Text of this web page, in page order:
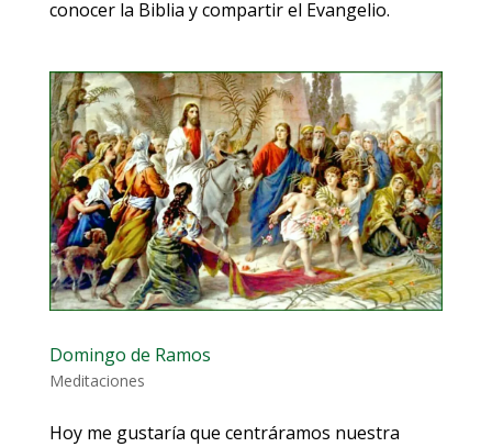
conocer la Biblia y compartir el Evangelio.
Domingo de Ramos
Meditaciones
Hoy me gustaría que centráramos nuestra